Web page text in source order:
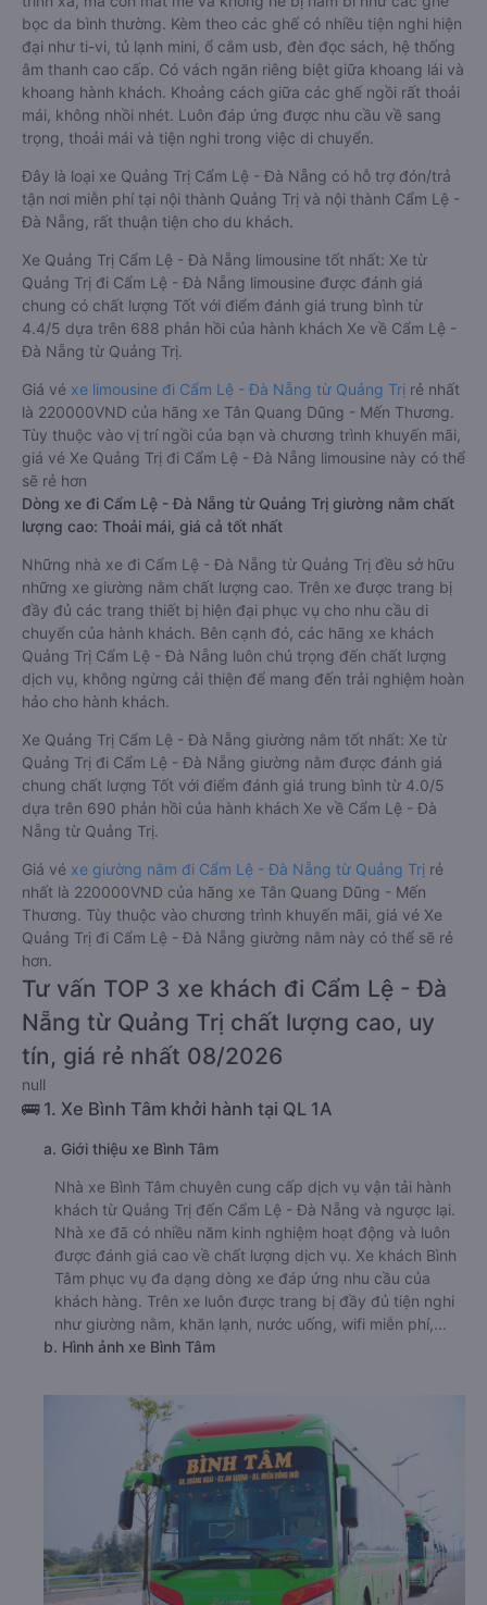
bọc da bình thường. Kèm theo các ghế có nhiều tiện nghi hiện
đại như ti-vi, tủ lạnh mini, ổ cắm usb, đèn đọc sách, hệ thống
âm thanh cao cấp. Có vách ngăn riêng biệt giữa khoang lái và
khoang hành khách. Khoảng cách giữa các ghế ngồi rất thoải
mái, không nhồi nhét. Luôn đáp ứng được nhu cầu về sang
trọng, thoải mái và tiện nghi trong việc di chuyển.
Đây là loại xe Quảng Trị Cẩm Lệ - Đà Nẵng có hỗ trợ đón/trả
tận nơi miễn phí tại nội thành Quảng Trị và nội thành Cẩm Lệ -
Đà Nẵng, rất thuận tiện cho du khách.
Xe Quảng Trị Cẩm Lệ - Đà Nẵng limousine tốt nhất: Xe từ
Quảng Trị đi Cẩm Lệ - Đà Nẵng limousine được đánh giá
chung có chất lượng Tốt với điểm đánh giá trung bình từ
4.4/5 dựa trên 688 phản hồi của hành khách Xe về Cẩm Lệ -
Đà Nẵng từ Quảng Trị.
Giá vé xe limousine đi Cẩm Lệ - Đà Nẵng từ Quảng Trị rẻ nhất
là 220000VND của hãng xe Tân Quang Dũng - Mến Thương.
Tùy thuộc vào vị trí ngồi của bạn và chương trình khuyến mãi,
giá vé Xe Quảng Trị đi Cẩm Lệ - Đà Nẵng limousine này có thể
sẽ rẻ hơn
Dòng xe đi Cẩm Lệ - Đà Nẵng từ Quảng Trị giường nằm chất
lượng cao: Thoải mái, giá cả tốt nhất
Những nhà xe đi Cẩm Lệ - Đà Nẵng từ Quảng Trị đều sở hữu
những xe giường nằm chất lượng cao. Trên xe được trang bị
đầy đủ các trang thiết bị hiện đại phục vụ cho nhu cầu di
chuyển của hành khách. Bên cạnh đó, các hãng xe khách
Quảng Trị Cẩm Lệ - Đà Nẵng luôn chú trọng đến chất lượng
dịch vụ, không ngừng cải thiện để mang đến trải nghiệm hoàn
hảo cho hành khách.
Xe Quảng Trị Cẩm Lệ - Đà Nẵng giường nằm tốt nhất: Xe từ
Quảng Trị đi Cẩm Lệ - Đà Nẵng giường nằm được đánh giá
chung chất lượng Tốt với điểm đánh giá trung bình từ 4.0/5
dựa trên 690 phản hồi của hành khách Xe về Cẩm Lệ - Đà
Nẵng từ Quảng Trị.
Giá vé xe giường nằm đi Cẩm Lệ - Đà Nẵng từ Quảng Trị rẻ
nhất là 220000VND của hãng xe Tân Quang Dũng - Mến
Thương. Tùy thuộc vào chương trình khuyến mãi, giá vé Xe
Quảng Trị đi Cẩm Lệ - Đà Nẵng giường nằm này có thể sẽ rẻ
hơn.
Tư vấn TOP 3 xe khách đi Cẩm Lệ - Đà
Nẵng từ Quảng Trị chất lượng cao, uy
tín, giá rẻ nhất 08/2026
null
🚌 1. Xe Bình Tâm khởi hành tại QL 1A
a. Giới thiệu xe Bình Tâm
Nhà xe Bình Tâm chuyên cung cấp dịch vụ vận tải hành
khách từ Quảng Trị đến Cẩm Lệ - Đà Nẵng và ngược lại.
Nhà xe đã có nhiều năm kinh nghiệm hoạt động và luôn
được đánh giá cao về chất lượng dịch vụ. Xe khách Bình
Tâm phục vụ đa dạng dòng xe đáp ứng nhu cầu của
khách hàng. Trên xe luôn được trang bị đầy đủ tiện nghi
như giường nằm, khăn lạnh, nước uống, wifi miễn phí,...
b. Hình ảnh xe Bình Tâm